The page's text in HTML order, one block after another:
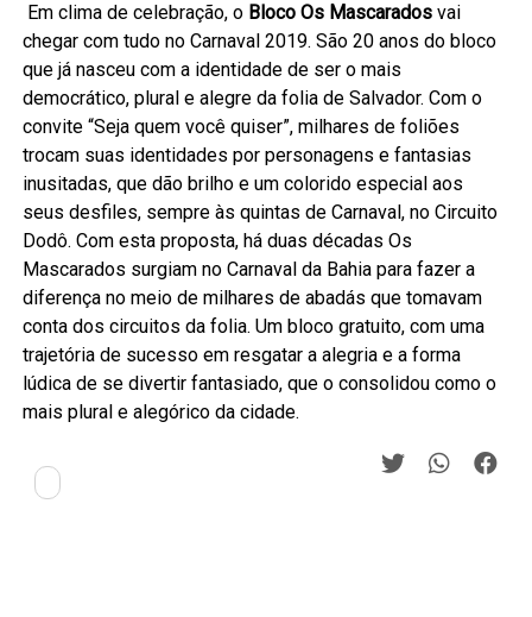
Em clima de celebração, o Bloco Os Mascarados vai
chegar com tudo no Carnaval 2019. São 20 anos do bloco
que já nasceu com a identidade de ser o mais
democrático, plural e alegre da folia de Salvador. Com o
convite “Seja quem você quiser”, milhares de foliões
trocam suas identidades por personagens e fantasias
inusitadas, que dão brilho e um colorido especial aos
seus desfiles, sempre às quintas de Carnaval, no Circuito
Dodô. Com esta proposta, há duas décadas Os
Mascarados surgiam no Carnaval da Bahia para fazer a
diferença no meio de milhares de abadás que tomavam
conta dos circuitos da folia. Um bloco gratuito, com uma
trajetória de sucesso em resgatar a alegria e a forma
lúdica de se divertir fantasiado, que o consolidou como o
mais plural e alegórico da cidade.